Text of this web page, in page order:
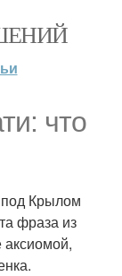
что
Крылом
фраза из